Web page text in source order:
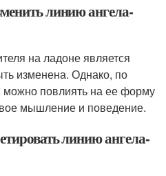
линию ангела-
на ладоне является
изменена. Однако, по
повлиять на ее форму
мышление и поведение.
линию ангела-